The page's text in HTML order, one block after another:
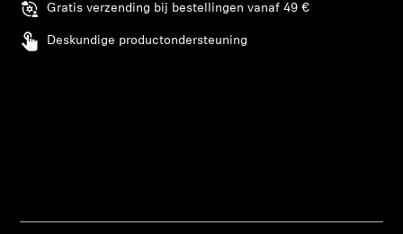
AMBEO soundbars en Subs
Gratis verzending bij bestellingen vanaf 49 €
Deskundige productondersteuning